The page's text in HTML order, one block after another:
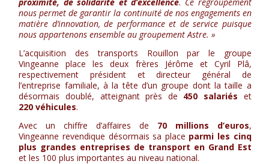
proximité, de solidarité et d’excellence. Ce regroupement
nous permet de garantir la continuité de nos engagements en
matière d’innovation, de performance et de service puisque
nous appartenons ensemble au groupement Astre. »
L’acquisition des transports Rouillon par le groupe
Vingeanne place les deux frères Jérôme et Cyril Plâ,
respectivement président et directeur général de
l’entreprise familiale, à la tête d’un groupe dont la taille a
désormais doublé, atteignant près de 450 salariés et
220 véhicules.
Avec un chiffre d’affaires de 70 millions d’euros,
Vingeanne revendique désormais sa place parmi les cinq
plus grandes entreprises de transport en Grand Est
et les 100 plus importantes au niveau national.